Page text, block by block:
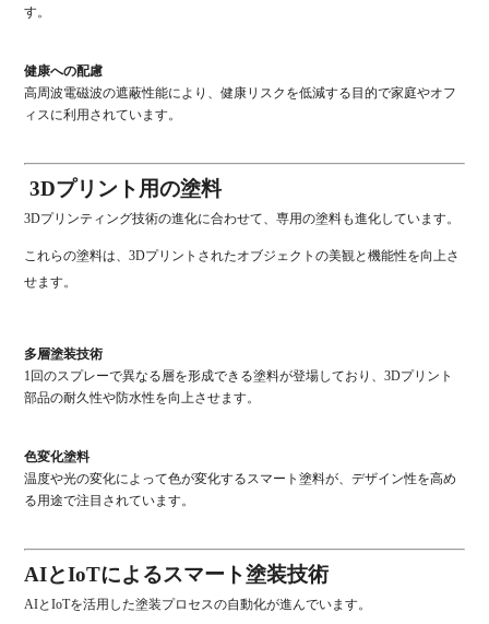
す。
健康への配慮
高周波電磁波の遮蔽性能により、健康リスクを低減する目的で家庭やオフ
ィスに利用されています。
3Dプリント用の塗料
3Dプリンティング技術の進化に合わせて、専用の塗料も進化しています。
これらの塗料は、3Dプリントされたオブジェクトの美観と機能性を向上さ
せます。
多層塗装技術
1回のスプレーで異なる層を形成できる塗料が登場しており、3Dプリント
部品の耐久性や防水性を向上させます。
色変化塗料
温度や光の変化によって色が変化するスマート塗料が、デザイン性を高め
る用途で注目されています。
AIとIoTによるスマート塗装技術
AIとIoTを活用した塗装プロセスの自動化が進んでいます。